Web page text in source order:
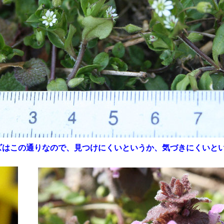
はこの通りなので、見つけにくいというか、気づきにくいと